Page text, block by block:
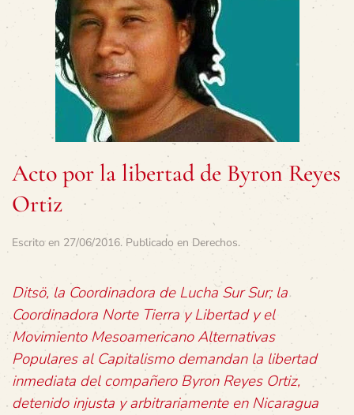
Acto por la libertad de Byron Reyes
Ortiz
Escrito en 27/06/2016. Publicado en Derechos.
Ditsö, la Coordinadora de Lucha Sur Sur; la
Coordinadora Norte Tierra y Libertad y el
Movimiento Mesoamericano Alternativas
Populares al Capitalismo demandan la libertad
inmediata del compañero Byron Reyes Ortiz,
detenido injusta y arbitrariamente en Nicaragua